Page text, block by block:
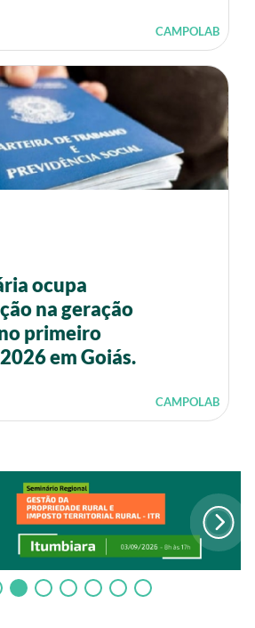
CAMPOLAB
ocupa
na geração
primeiro
em Goiás.
CAMPOLAB